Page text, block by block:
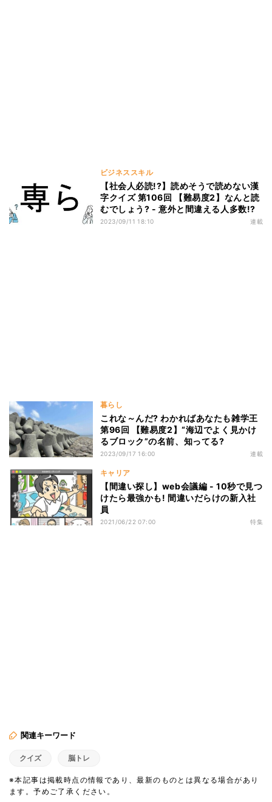
ビジネススキル
【社会人必読!?】読めそうで読めない漢
字クイズ 第106回 【難易度2】なんと読
むでしょう? - 意外と間違える人多数!?
2023/09/11 18:10 連載
暮らし
これな～んだ? わかればあなたも雑学王
第96回 【難易度2】“海辺でよく見かけ
るブロック”の名前、知ってる?
2023/09/17 16:00 連載
キャリア
【間違い探し】web会議編 - 10秒で見つ
けたら最強かも! 間違いだらけの新入社
員
2021/06/22 07:00 特集
関連キーワード
クイズ 脳トレ
※本記事は掲載時点の情報であり、最新のものとは異なる場合があり
ます。予めご了承ください。